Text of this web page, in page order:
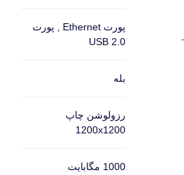
پورت Ethernet , پورت
USB 2.0
بله
رزولوشن چاپ
1200x1200
1000 مگابایت